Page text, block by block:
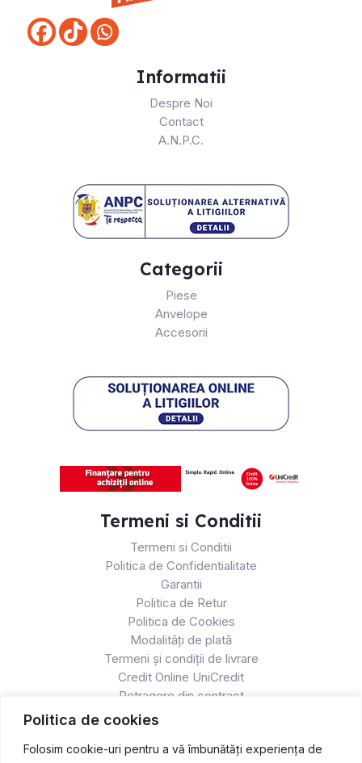
Politica de cookies
Folosim cookie-uri pentru a vă îmbunătăți experiența de
Informatii
Despre Noi
Contact
A.N.P.C.
Categorii
Piese
Anvelope
Accesorii
Termeni si Conditii
Termeni si Conditii
Politica de Confidentialitate
Garantii
Politica de Retur
Politica de Cookies
Modalități de plată
Termeni și condiții de livrare
Credit Online UniCredit
Retragere din contract